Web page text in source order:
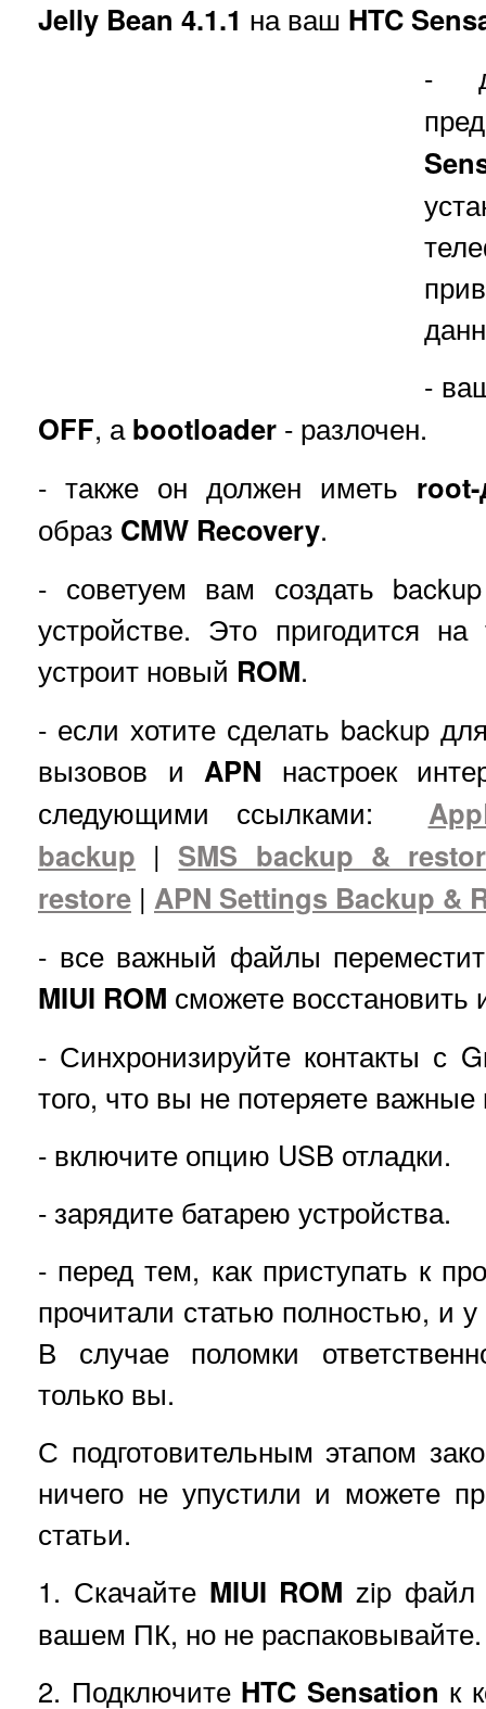
Jelly Bean 4.1.1 на ваш HTC
-
-
OFF, аbootloader - разлочен.
- также он должен иметь
образ CMW Recovery.
- советуем вам создать
устройстве. Это пригодится
устроит новый ROM.
- если хотите сделать backup
вызовов и APN настроек
следующими ссылками:
backup | SMS backup &
restore | APN Settings Backup &
- все важный файлы
MIUI ROM сможете
- Синхронизируйте контакты с
того, что вы не потеряете
- включите опцию USB отладки.
- зарядите батарею устройства.
- перед тем, как приступать к
прочитали статью полностью, и
В случае поломки
только вы.
С подготовительным этапом
ничего не упустили и можете
статьи.
1. Скачайте MIUI ROM zip файл
вашем ПК, но не распаковывайте.
2. Подключите HTC Sensation к